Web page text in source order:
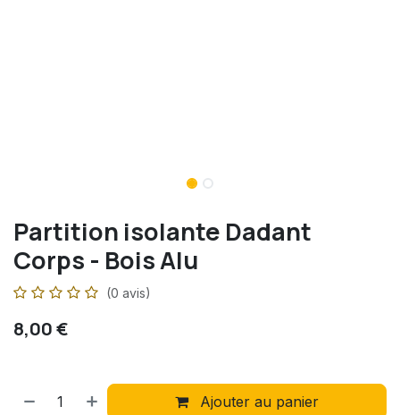
Partition isolante Dadant
Corps - Bois Alu
(0 avis)
8,00€
Ajouter au panier